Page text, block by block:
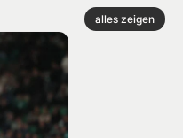
alles zeigen